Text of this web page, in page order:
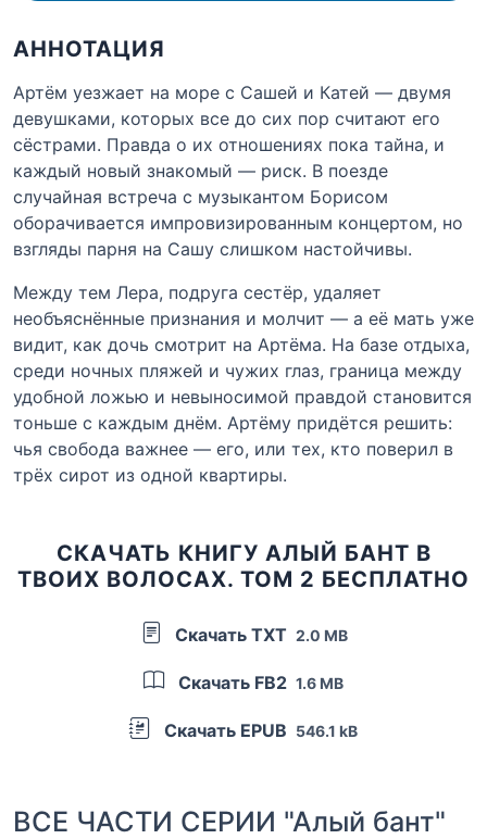
АННОТАЦИЯ
Артём уезжает на море с Сашей и Катей — двумя
девушками, которых все до сих пор считают его
сёстрами. Правда о их отношениях пока тайна, и
каждый новый знакомый — риск. В поезде
случайная встреча с музыкантом Борисом
оборачивается импровизированным концертом, но
взгляды парня на Сашу слишком настойчивы.
Между тем Лера, подруга сестёр, удаляет
необъяснённые признания и молчит — а её мать уже
видит, как дочь смотрит на Артёма. На базе отдыха,
среди ночных пляжей и чужих глаз, граница между
удобной ложью и невыносимой правдой становится
тоньше с каждым днём. Артёму придётся решить:
чья свобода важнее — его, или тех, кто поверил в
трёх сирот из одной квартиры.
СКАЧАТЬ КНИГУ АЛЫЙ БАНТ В
ТВОИХ ВОЛОСАХ. ТОМ 2 БЕСПЛАТНО
Скачать TXT 2.0 MB
Скачать FB2 1.6 MB
Скачать EPUB 546.1 kB
ВСЕ ЧАСТИ СЕРИИ "Алый бант"